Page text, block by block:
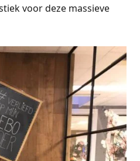
voor deze massieve